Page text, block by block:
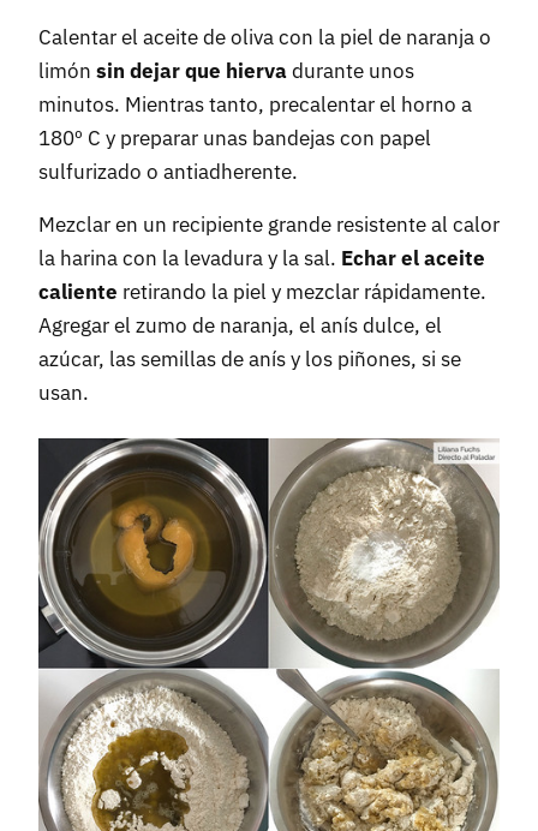
Calentar el aceite de oliva con la piel de naranja o
limón sin dejar que hiervadurante unos
minutos. Mientras tanto, precalentar el horno a
180º C y preparar unas bandejas con papel
sulfurizado o antiadherente.
Mezclar en un recipiente grande resistente al calor
la harina con la levadura y la sal. Echar el aceite
caliente retirando la piel y mezclar rápidamente.
Agregar el zumo de naranja, el anís dulce, el
azúcar, las semillas de anís y los piñones, si se
usan.